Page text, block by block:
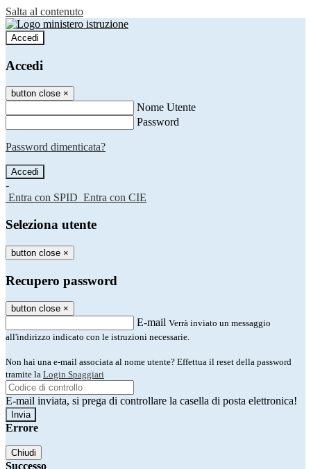
Salta al contenuto
Accedi
Accedi
button close ×
Nome Utente
Password
Password dimenticata?
-
Entra con SPID Entra con CIE
Seleziona utente
button close ×
Recupero password
button close ×
E-mail Verrà inviato un messaggio
all'indirizzo indicato con le istruzioni necessarie.
Non hai una e-mail associata al nome utente? Effettua il reset della password
tramite la Login Spaggiari
E-mail inviata, si prega di controllare la casella di posta elettronica!
Errore
Chiudi
Successo